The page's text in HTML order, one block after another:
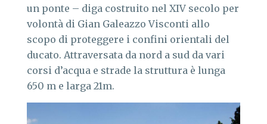
un ponte – diga costruito nel XIV secolo per
volontà di Gian Galeazzo Visconti allo
scopo di proteggere i confini orientali del
ducato. Attraversata da nord a sud da vari
corsi d’acqua e strade la struttura è lunga
650 m e larga 21m.